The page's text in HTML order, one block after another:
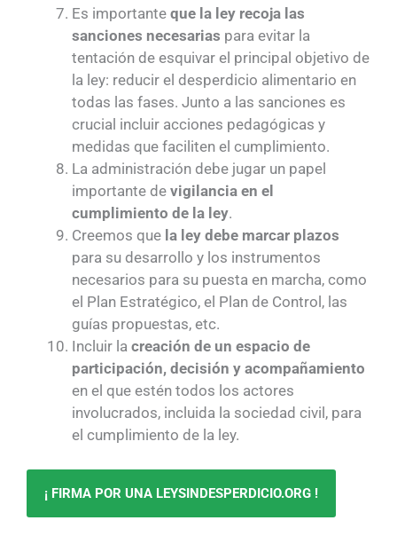
Es importanteque la ley recoja las
sanciones necesarias para evitar la
tentación de esquivar el principal objetivo de
la ley: reducir el desperdicio alimentario en
todas las fases. Junto a las sanciones es
crucial incluir acciones pedagógicas y
medidas que faciliten el cumplimiento.
La administración debe jugar un papel
importante devigilancia en el
cumplimiento de la ley.
Creemos que la ley debe marcar plazos
para su desarrollo y los instrumentos
necesarios para su puesta en marcha, como
el Plan Estratégico, el Plan de Control, las
guías propuestas, etc.
Incluir lacreación de un espacio de
participación, decisión y acompañamiento
en el que estén todos los actores
involucrados, incluida la sociedad civil, para
el cumplimiento de la ley.
¡ FIRMA POR UNA LEYSINDESPERDICIO.ORG !